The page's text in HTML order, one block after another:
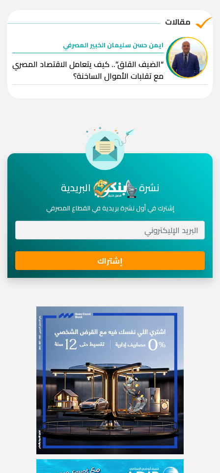
مقالات
ايمن حسن سليمان الخبير المصرفي
“الضيف القلق”.. كيف يتعامل الاقتصاد المصري
مع تقلبات الأموال الساخنة؟
نشرة البريدية
إشترك في أول نشرة بريدية في القطاع المصرفي